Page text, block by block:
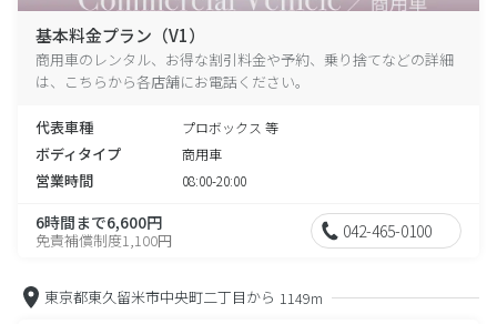
基本料金プラン（V1）
商用車のレンタル、お得な割引料金や予約、乗り捨てなどの詳細
は、こちらから各店舗にお電話ください。
代表車種 プロボックス 等
ボディタイプ 商用車
営業時間 08:00-20:00
6時間まで6,600円
免責補償制度1,100円 042-465-0100
東京都東久留米市中央町二丁目から 1149m